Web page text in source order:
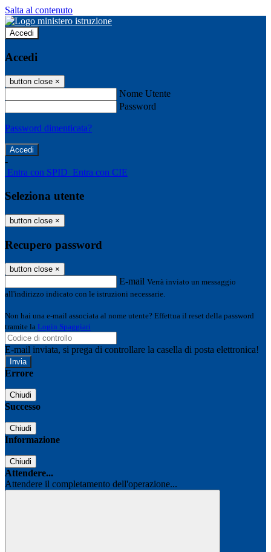
Salta al contenuto
Accedi
Accedi
button close ×
Nome Utente
Password
Password dimenticata?
-
Entra con SPID Entra con CIE
Seleziona utente
button close ×
Recupero password
button close ×
E-mail Verrà inviato un messaggio
all'indirizzo indicato con le istruzioni necessarie.
Non hai una e-mail associata al nome utente? Effettua il reset della password
tramite la Login Spaggiari
E-mail inviata, si prega di controllare la casella di posta elettronica!
Errore
Chiudi
Successo
Chiudi
Informazione
Chiudi
Attendere...
Attendere il completamento dell'operazione...